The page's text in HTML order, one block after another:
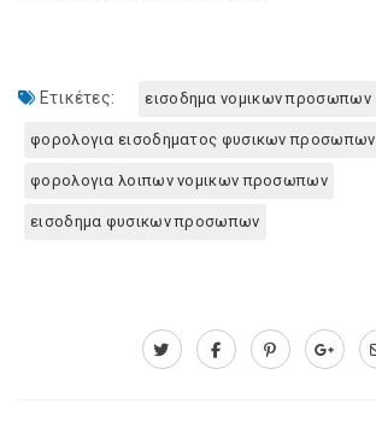
Ετικέτες: εισοδημα νομικων προσωπων
φορολογια εισοδηματος φυσικων προσωπων
φορολογια λοιπων νομικων προσωπων
εισοδημα φυσικων προσωπων